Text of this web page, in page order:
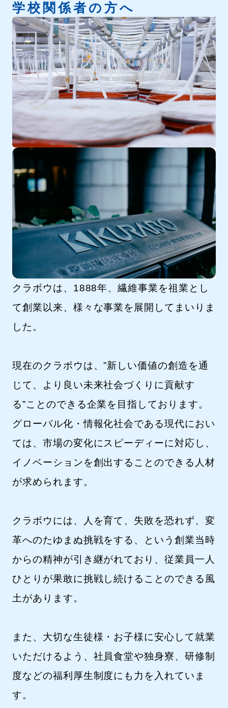
学校関係者の方へ
クラボウは、1888年、繊維事業を祖業とし
て創業以来、様々な事業を展開してまいりま
した。
現在のクラボウは、”新しい価値の創造を通
じて、より良い未来社会づくりに貢献す
る”ことのできる企業を目指しております。
グローバル化・情報化社会である現代におい
ては、市場の変化にスピーディーに対応し、
イノベーションを創出することのできる人材
が求められます。
クラボウには、人を育て、失敗を恐れず、変
革へのたゆまぬ挑戦をする、という創業当時
からの精神が引き継がれており、従業員一人
ひとりが果敢に挑戦し続けることのできる風
土があります。
また、大切な生徒様・お子様に安心して就業
いただけるよう、社員食堂や独身寮、研修制
度などの福利厚生制度にも力を入れていま
す。